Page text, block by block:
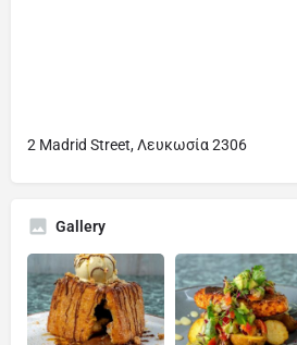
2 Madrid Street, Λευκωσία 2306
Gallery